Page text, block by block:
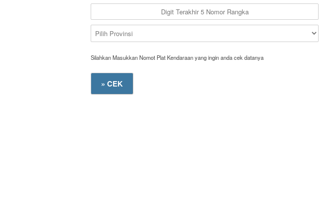
Silahkan Masukkan Nomot Plat Kendaraan yang ingin anda cek datanya